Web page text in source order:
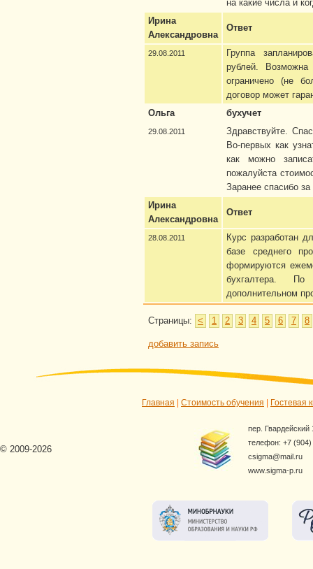
на какие числа и
Ирина
Александровна
Ответ
29.08.2011
Группа
рублей.
ограничено (не
договор может
Ольга
бухучет
29.08.2011
Здравствуйте.
Во-первых как
как можно
пожалуйста
Заранее спасибо за
Ирина
Александровна
Ответ
28.08.2011
Курс разработан
базе среднего
формируются
бухгалтера.
дополнительном
Страницы: < 1 2 3 4 5 6 7 8
добавить запись
Главная Стоимость обучения Гостевая
© 2009-2026
пер. Гвардейский
телефон: +7
csigma@mail.ru
www.sigma-p.ru